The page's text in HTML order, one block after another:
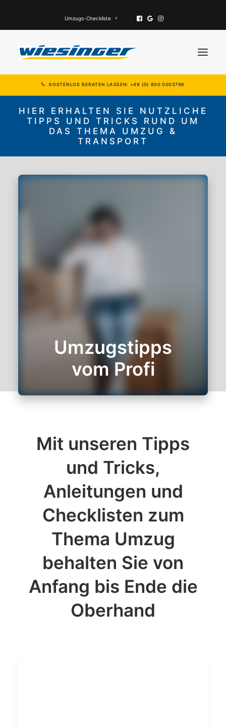
Umzugs-Checkliste
Gewerbliche Umzüge
Alle Leistungen
KOSTENLOS BERATEN LASSEN: +49 (0) 800 0003796
HIER ERHALTEN SIE NUTZLICHE
TIPPS UND TRICKS RUND UM
DAS THEMA UMZUG &
TRANSPORT
Umzugstipps
vom Profi
Mit unseren Tipps
und Tricks,
Anleitungen und
Checklisten zum
Thema Umzug
behalten Sie von
Anfang bis Ende die
Oberhand